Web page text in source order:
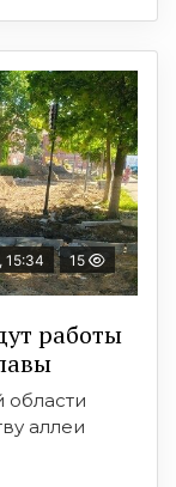
15:34 15
работы
аллеи